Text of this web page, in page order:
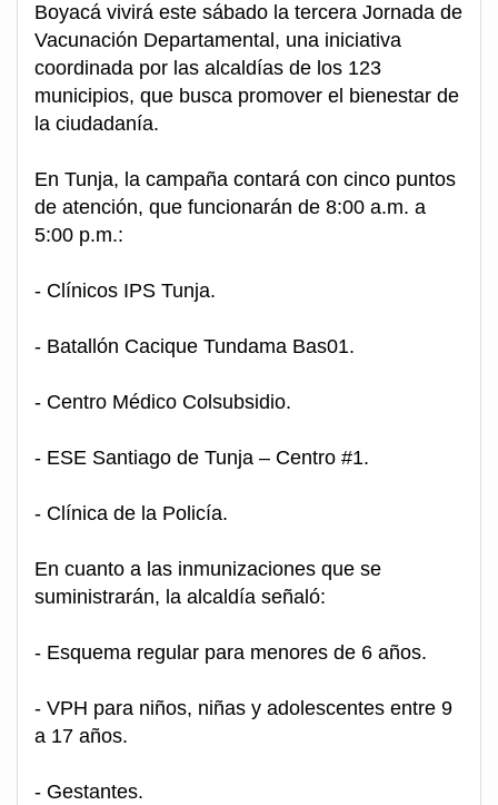
Boyacá vivirá este sábado la tercera Jornada de
Vacunación Departamental, una iniciativa
coordinada por las alcaldías de los 123
municipios, que busca promover el bienestar de
la ciudadanía.
En Tunja, la campaña contará con cinco puntos
de atención, que funcionarán de 8:00 a.m. a
5:00 p.m.:
- Clínicos IPS Tunja.
- Batallón Cacique Tundama Bas01.
- Centro Médico Colsubsidio.
- ESE Santiago de Tunja – Centro #1.
- Clínica de la Policía.
En cuanto a las inmunizaciones que se
suministrarán, la alcaldía señaló:
- Esquema regular para menores de 6 años.
- VPH para niños, niñas y adolescentes entre 9
a 17 años.
- Gestantes.